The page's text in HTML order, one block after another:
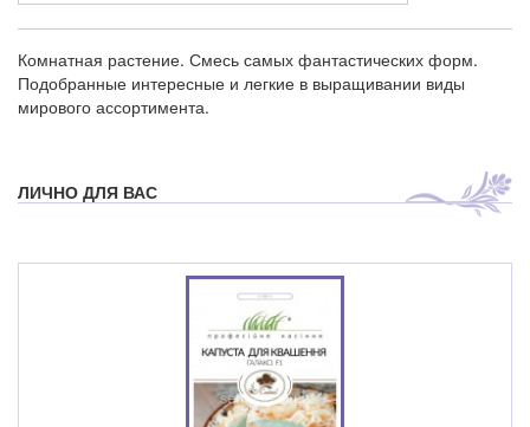
Комнатная растение. Смесь самых фантастических форм.
Подобранные интересные и легкие в выращивании виды
мирового ассортимента.
ЛИЧНО ДЛЯ ВАС